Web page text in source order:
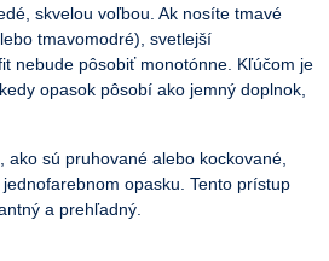
skvelou voľbou. Ak nosíte tmavé
tmavomodré), svetlejší
nebude pôsobiť monotónne. Kľúčom je
opasok pôsobí ako jemný doplnok,
ako sú pruhované alebo kockované,
opasku. Tento prístup
a prehľadný.